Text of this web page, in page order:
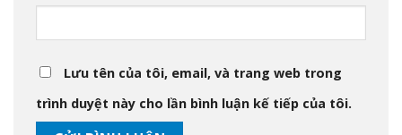
Lưu tên của tôi, email, và trang web trong
trình duyệt này cho lần bình luận kế tiếp của tôi.